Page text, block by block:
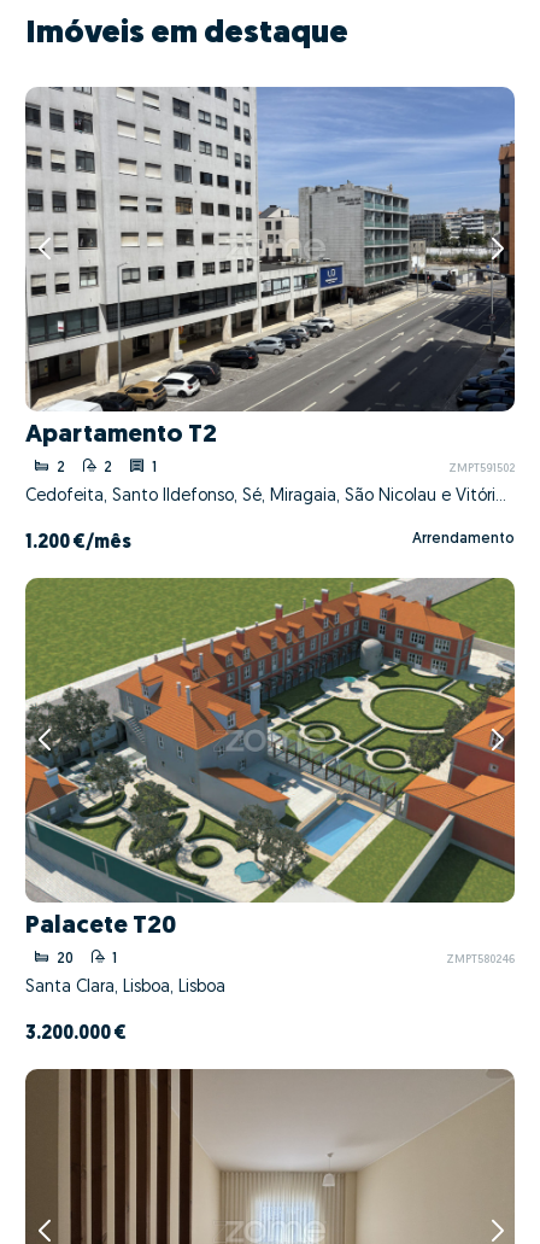
Imóveis em destaque
Apartamento T2
2 2 1 ZMPT591502
Cedofeita, Santo Ildefonso, Sé, Miragaia, São Nicolau e Vitória, Porto, Porto
1.200 €/mês Arrendamento
Palacete T20
20 1 ZMPT580246
Santa Clara, Lisboa, Lisboa
3.200.000 €